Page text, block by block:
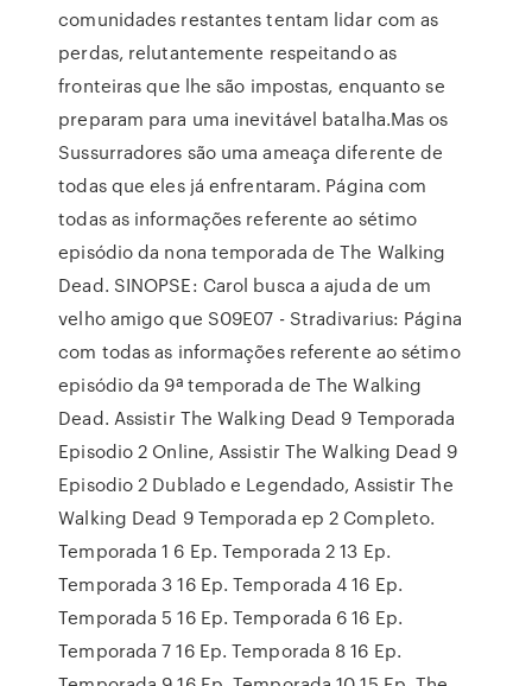
comunidades restantes tentam lidar com as
perdas, relutantemente respeitando as
fronteiras que lhe são impostas, enquanto se
preparam para uma inevitável batalha.Mas os
Sussurradores são uma ameaça diferente de
todas que eles já enfrentaram. Página com
todas as informações referente ao sétimo
episódio da nona temporada de The Walking
Dead. SINOPSE: Carol busca a ajuda de um
velho amigo que S09E07 - Stradivarius: Página
com todas as informações referente ao sétimo
episódio da 9ª temporada de The Walking
Dead. Assistir The Walking Dead 9 Temporada
Episodio 2 Online, Assistir The Walking Dead 9
Episodio 2 Dublado e Legendado, Assistir The
Walking Dead 9 Temporada ep 2 Completo.
Temporada 1 6 Ep. Temporada 2 13 Ep.
Temporada 3 16 Ep. Temporada 4 16 Ep.
Temporada 5 16 Ep. Temporada 6 16 Ep.
Temporada 7 16 Ep. Temporada 8 16 Ep.